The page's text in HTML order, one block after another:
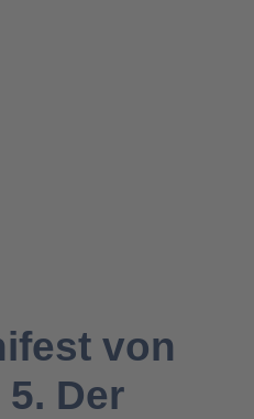
von
Der